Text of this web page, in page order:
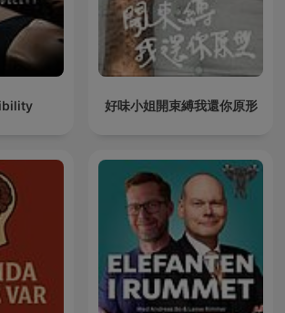
好味小姐開束縛我還你原形